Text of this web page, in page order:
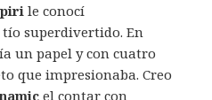
le conocí
superdivertido. En
un papel y con cuatro
que impresionaba. Creo
el contar con